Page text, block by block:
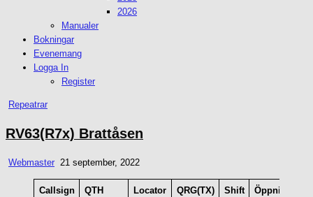
2026
Manualer
Bokningar
Evenemang
Logga In
Register
Posted
Repeatrar
RV63(R7x) Brattåsen
Webmaster 21 september, 2022
Callsign QTH Locator QRG(TX) Shift Öppning